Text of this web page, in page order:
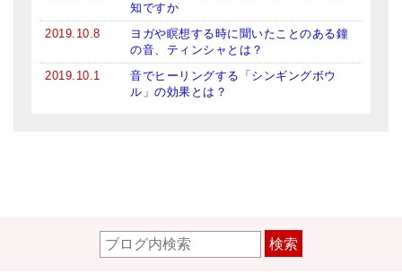
知ですか
2019.10.8
ヨガや瞑想する時に聞いたことのある鐘
の音、ティンシャとは？
2019.10.1
音でヒーリングする「シンギングボウ
ル」の効果とは？
検索